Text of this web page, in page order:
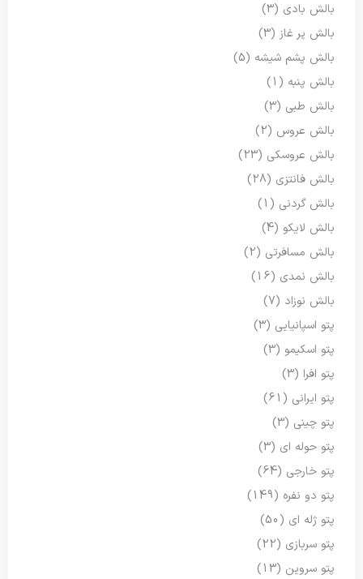
بالش بادی (3)
بالش پر غاز (3)
بالش پشم شیشه (5)
بالش پنبه (1)
بالش طبی (3)
بالش عروس (2)
بالش عروسکی (23)
بالش فانتزی (28)
بالش گردنی (1)
بالش لایکو (4)
بالش مسافرتی (2)
بالش نمدی (16)
بالش نوزاد (7)
پتو اسپانیایی (3)
پتو اسکیمو (3)
پتو افرا (3)
پتو ایرانی (61)
پتو چینی (3)
پتو حوله ای (3)
پتو خارجی (64)
پتو دو نفره (149)
پتو ژله ای (50)
پتو سربازی (22)
پتو سروین (13)